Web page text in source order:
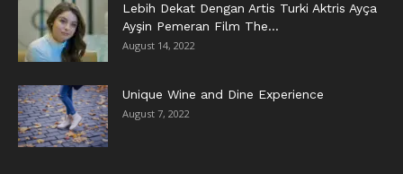
Lebih Dekat Dengan Artis Turki Aktris Ayça
Ayşin Pemeran Film The...
August 14, 2022
Unique Wine and Dine Experience
August 7, 2022